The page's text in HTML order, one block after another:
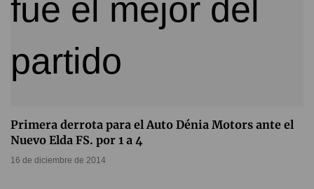
Primera derrota para el Auto Dénia Motors ante el
Nuevo Elda FS. por 1 a 4
16 de diciembre de 2014